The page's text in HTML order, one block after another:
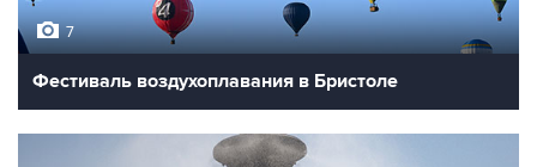
7
Фестиваль воздухоплавания в Бристоле